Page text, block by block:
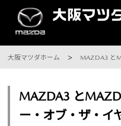
大阪マツダホーム MAZDA3 と
MAZDA3 と
ー・オブ・ザ・イ